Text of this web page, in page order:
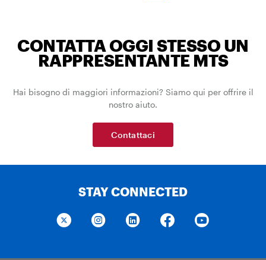
CONTATTA OGGI STESSO UN
RAPPRESENTANTE MTS
Hai bisogno di maggiori informazioni? Siamo qui per offrire il
nostro aiuto.
Contattaci
STAY CONNECTED